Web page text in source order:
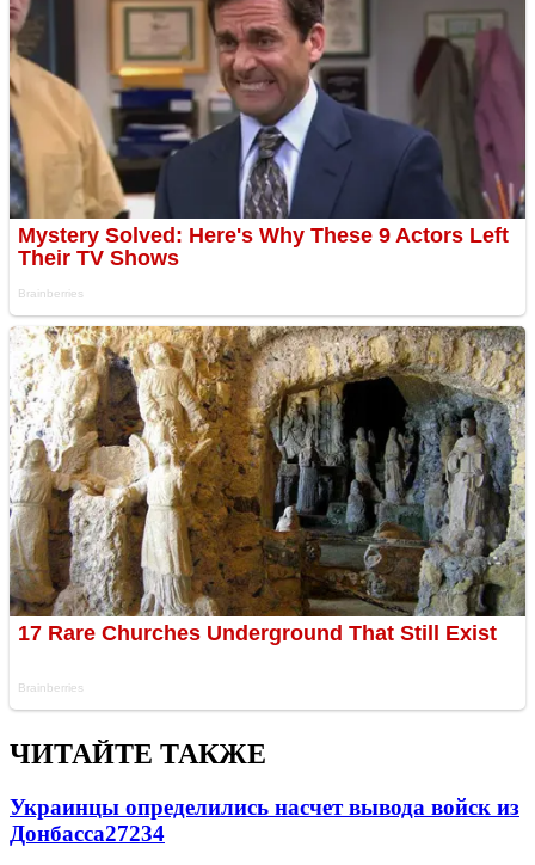
ЧИТАЙТЕ ТАКЖЕ
Украинцы определились насчет вывода войск из
Донбасса27234